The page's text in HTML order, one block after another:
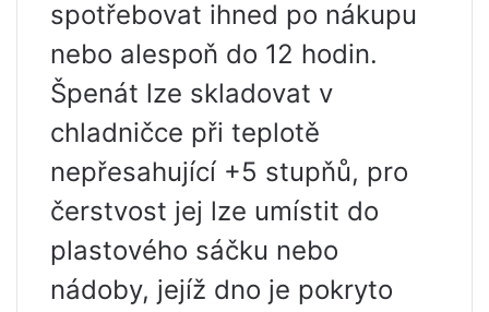
spotřebovat ihned po nákupu
nebo alespoň do 12 hodin.
Špenát lze skladovat v
chladničce při teplotě
nepřesahující +5 stupňů, pro
čerstvost jej lze umístit do
plastového sáčku nebo
nádoby, jejíž dno je pokryto